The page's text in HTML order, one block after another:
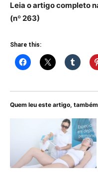
Leia o artigo completo
(nº 263)
Share this:
Quem leu este artigo,